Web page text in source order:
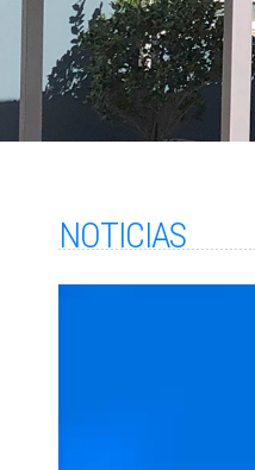
NOTICIAS